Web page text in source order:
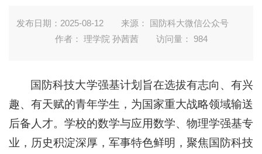
发布日期：2025-08-12
来源： 国防科大微信公众号
作者： 理学院 孙茜茜
访问量： 984
国防科技大学强基计划旨在选拔有志向、有兴
趣、有天赋的青年学生，为国家重大战略领域输送
后备人才。学校的数学与应用数学、物理学强基专
业，历史积淀深厚，军事特色鲜明，聚焦国防科技